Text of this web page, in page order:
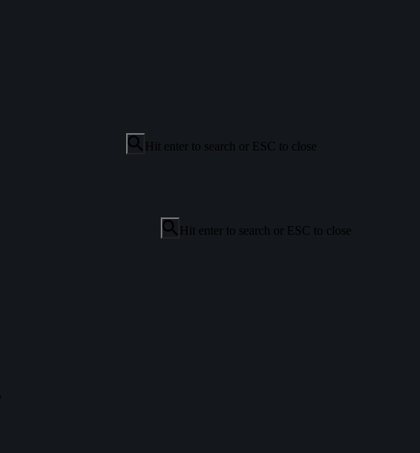
Hit enter to search or ESC to close
Hit enter to search or ESC to close